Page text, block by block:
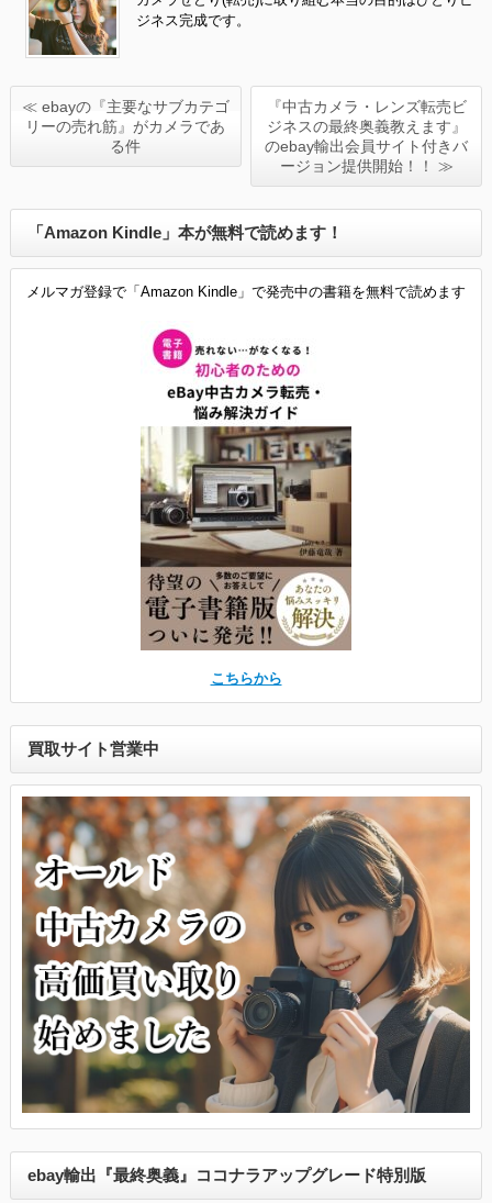
ジネス完成です。
≪ ebayの『主要なサブカテゴ
リーの売れ筋』がカメラであ
る件
『中古カメラ・レンズ転売ビ
ジネスの最終奥義教えます』
のebay輸出会員サイト付きバ
ージョン提供開始！！ ≫
「Amazon Kindle」本が無料で読めます！
メルマガ登録で「Amazon Kindle」で発売中の書籍を無料で読めます
こちらから
買取サイト営業中
ebay輸出『最終奥義』ココナラアップグレード特別版